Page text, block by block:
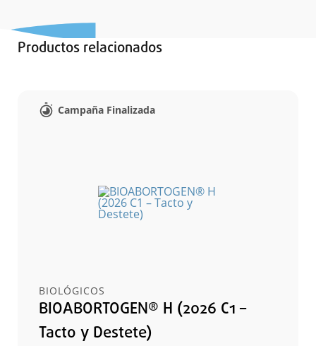
Productos relacionados
Campaña Finalizada
BIOLÓGICOS
BIOABORTOGEN® H (2026 C1 –
Tacto y Destete)